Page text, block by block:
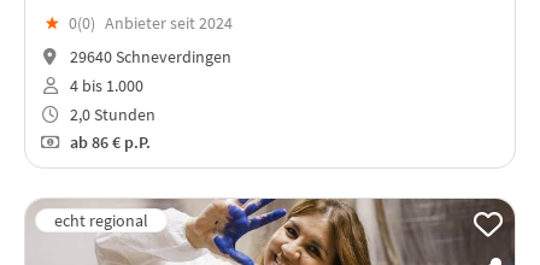
★ 0(0) Anbieter seit 2024
29640 Schneverdingen
4 bis 1.000
2,0 Stunden
ab86 € p.P.